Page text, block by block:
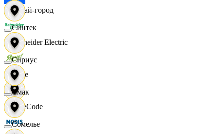
Читай-город
Schneider Electric
Ярче
FaceCode
Синтек
Сириус
Смак
Сомелье